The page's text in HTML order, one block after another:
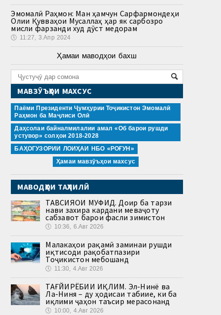
Эмомалӣ Раҳмон: Ман ҳамчун Сарфармондеҳи
Олии Қувваҳои Мусаллаҳ ҳар як сарбозро
мисли фарзанди худ дӯст медорам
🕔 11:27, 3.Апр 2024
Ҳамаи маводҳои бахш
МАВЗӮЪҲОИ МАХСУС
Паёми Президенти Ҷумҳурии Тоҷикистон Эмомалӣ
Раҳмон ба Маҷлиси Олӣ
Даҳсолаи байналмилалии амал «Об барои рушди
устувор» солҳои 2018-2028
БАҲОГУЗОРИИ ЛОИҲАИ НБО «РОҒУН»
Ҳамаи мавзӯъҳои махсус
МАВОДҲОИ ТАҲЛИЛӢ
ТАВСИЯҲОИ МУФИД. Доир ба тарзи
нави захира кардани меваҷоту
сабзавот барои фасли зимистон
🕔 10:36, 6.Авг 2026
Малакаҳои рақамӣ заминаи рушди
иқтисоди рақобатпазири
Тоҷикистон мебошанд
🕔 11:30, 4.Авг 2026
ТАҒЙИРЁБИИ ИҚЛИМ. Эл-Нинё ва
Ла-Ниня – ду ҳодисаи табиие, ки ба
иқлими ҷаҳон таъсир мерасонанд
🕔 10:00, 4.Авг 2026